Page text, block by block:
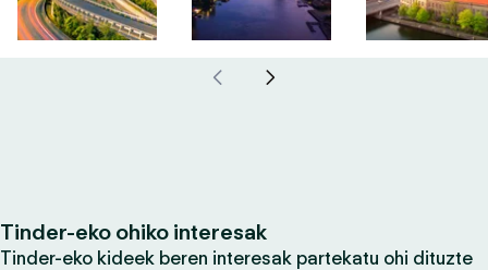
Tinder-eko ohiko interesak
Tinder-eko kideek beren interesak partekatu ohi dituzte